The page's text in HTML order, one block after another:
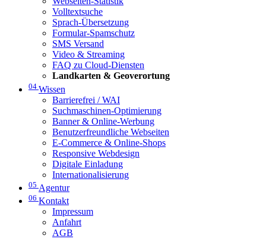
Volltextsuche
Sprach-Übersetzung
Formular-Spamschutz
SMS Versand
Video & Streaming
FAQ zu Cloud-Diensten
Landkarten & Geoverortung
04 Wissen
Barrierefrei / WAI
Suchmaschinen-Optimierung
Banner & Online-Werbung
Benutzerfreundliche Webseiten
E-Commerce & Online-Shops
Responsive Webdesign
Digitale Einladung
Internationalisierung
05 Agentur
06 Kontakt
Impressum
Anfahrt
AGB